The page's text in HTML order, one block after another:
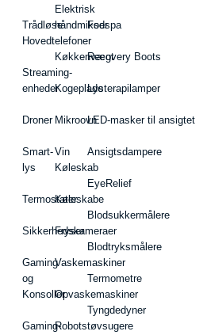
Trådløse
Hovedtelefoner
Streaming-
enheder
Droner
Smart-
lys
Termostater
Sikkerhedskameraer
Gaming
og
Konsoller
Gaming-
Elektrisk
håndmikser
Køkkenvægt
Kogeplade
Mikroovn
Vin
Køleskab
Køleskabe
Fryser
Vaskemaskiner
Opvaskemaskiner
Robotstøvsugere
Fodspa
Recovery Boots
Lysterapilamper
LED-masker til ansigtet
Ansigtsdampere
EyeRelief
Blodsukkermålere
Blodtryksmålere
Termometre
Tyngdedyner